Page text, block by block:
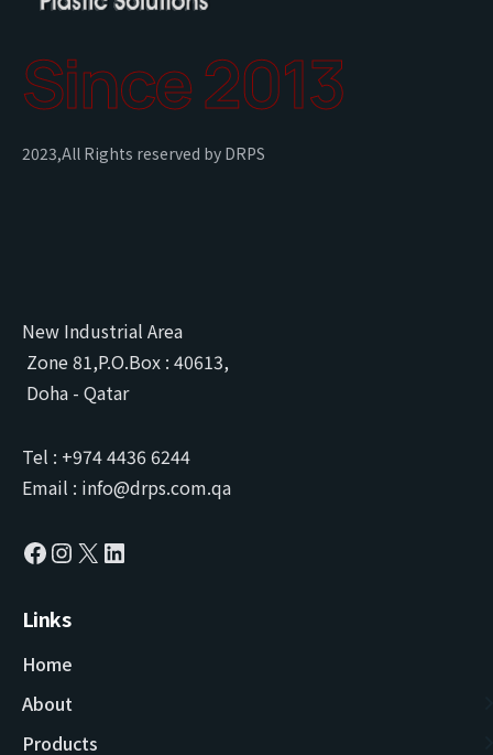
Since 2013
2023,All Rights reserved by DRPS
New Industrial Area
Zone 81,P.O.Box : 40613,
Doha - Qatar
Tel : +974 4436 6244
Email : info@drps.com.qa
Links
Home
About
Products